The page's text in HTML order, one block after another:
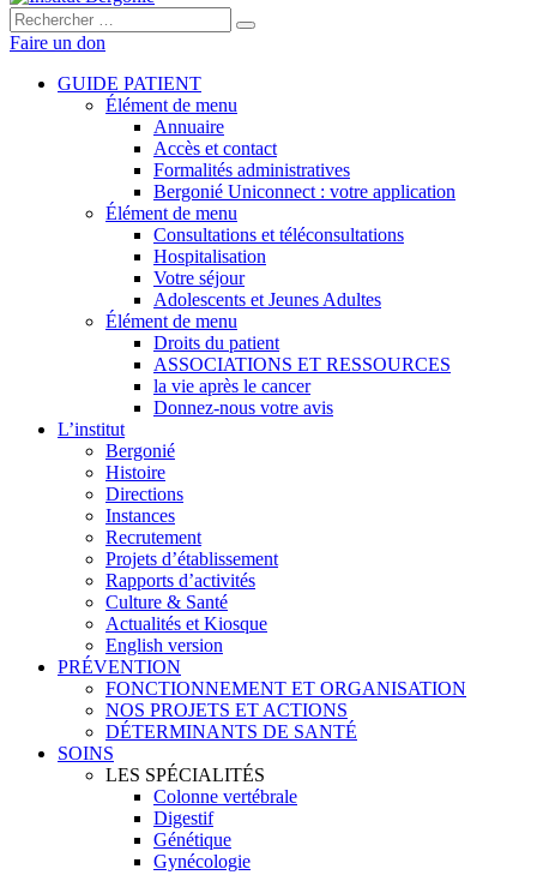
Rechercher :
Faire un don
GUIDE PATIENT
Élément de menu
Annuaire
Accès et contact
Formalités administratives
Bergonié Uniconnect : votre application
Élément de menu
Consultations et téléconsultations
Hospitalisation
Votre séjour
Adolescents et Jeunes Adultes
Élément de menu
Droits du patient
ASSOCIATIONS ET RESSOURCES
la vie après le cancer
Donnez-nous votre avis
L’institut
Bergonié
Histoire
Directions
Instances
Recrutement
Projets d’établissement
Rapports d’activités
Culture & Santé
Actualités et Kiosque
English version
PRÉVENTION
FONCTIONNEMENT ET ORGANISATION
NOS PROJETS ET ACTIONS
DÉTERMINANTS DE SANTÉ
SOINS
LES SPÉCIALITÉS
Colonne vertébrale
Digestif
Génétique
Gynécologie